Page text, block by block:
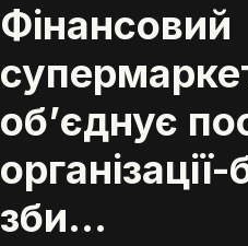
Фінансовий
об’єднує
зби...